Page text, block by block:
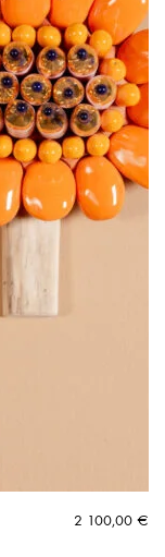
2 100,00 €